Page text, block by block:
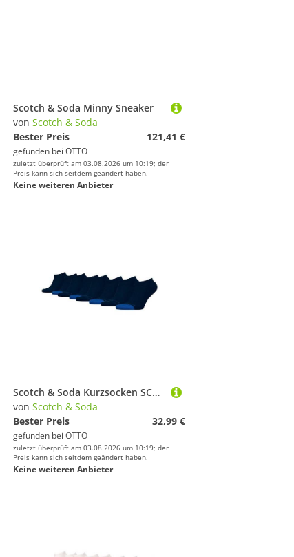
Scotch & Soda Minny Sneaker
von Scotch & Soda
Bester Preis
121,41 €
gefunden bei OTTO
zuletzt überprüft am 03.08.2026 um 10:19; der
Preis kann sich seitdem geändert haben.
Keine weiteren Anbieter
Scotch & Soda Kurzsocken SCSO Dip Toe Sneaker Socks 8P (8-Paar, 8er-Pack)
von Scotch & Soda
Bester Preis
32,99 €
gefunden bei OTTO
zuletzt überprüft am 03.08.2026 um 10:19; der
Preis kann sich seitdem geändert haben.
Keine weiteren Anbieter